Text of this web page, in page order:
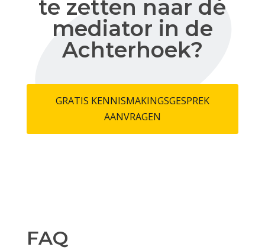
te zetten naar dé
mediator in de
Achterhoek?
GRATIS KENNISMAKINGSGESPREK
AANVRAGEN
FAQ